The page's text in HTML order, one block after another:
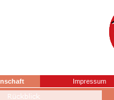
Impressum